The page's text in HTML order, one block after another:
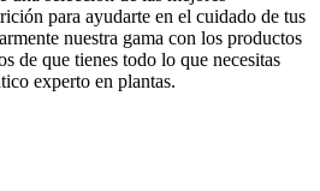
para ayudarte en el cuidado de tus
nuestra gama con los productos
de que tienes todo lo que necesitas
experto en plantas.